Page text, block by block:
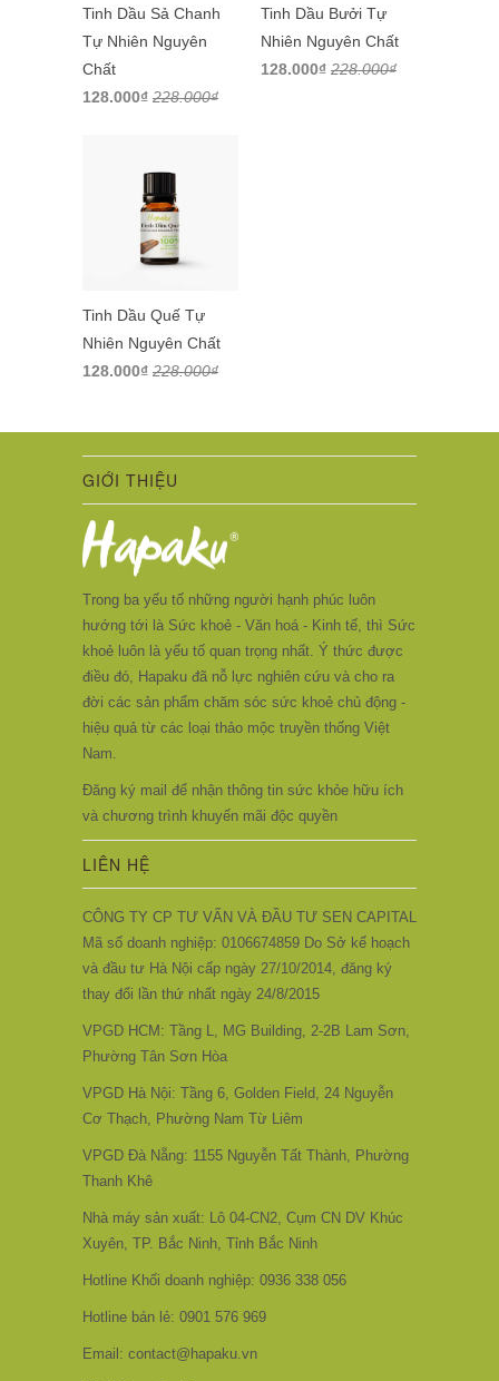
Tinh Dầu Sả Chanh
Tự Nhiên Nguyên
Chất
128.000₫ 228.000₫
Tinh Dầu Bưởi Tự
Nhiên Nguyên Chất
128.000₫ 228.000₫
Tinh Dầu Quế Tự
Nhiên Nguyên Chất
128.000₫ 228.000₫
GIỚI THIỆU
Trong ba yếu tố những người hạnh phúc luôn
hướng tới là Sức khoẻ - Văn hoá - Kinh tế, thì Sức
khoẻ luôn là yếu tố quan trọng nhất. Ý thức được
điều đó, Hapaku đã nỗ lực nghiên cứu và cho ra
đời các sản phẩm chăm sóc sức khoẻ chủ động -
hiệu quả từ các loại thảo mộc truyền thống Việt
Nam.
Đăng ký mail để nhận thông tin sức khỏe hữu ích
và chương trình khuyến mãi độc quyền
LIÊN HỆ
CÔNG TY CP TƯ VẤN VÀ ĐẦU TƯ SEN CAPITAL
Mã số doanh nghiệp: 0106674859 Do Sở kế hoạch
và đầu tư Hà Nội cấp ngày 27/10/2014, đăng ký
thay đổi lần thứ nhất ngày 24/8/2015
VPGD HCM: Tầng L, MG Building, 2-2B Lam Sơn,
Phường Tân Sơn Hòa
VPGD Hà Nội: Tầng 6, Golden Field, 24 Nguyễn
Cơ Thạch, Phường Nam Từ Liêm
VPGD Đà Nẵng: 1155 Nguyễn Tất Thành, Phường
Thanh Khê
Nhà máy sản xuất: Lô 04-CN2, Cụm CN DV Khúc
Xuyên, TP. Bắc Ninh, Tỉnh Bắc Ninh
Hotline Khối doanh nghiệp: 0936 338 056
Hotline bán lẻ: 0901 576 969
Email: contact@hapaku.vn